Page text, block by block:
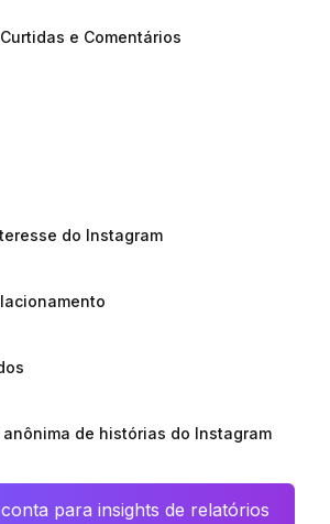
e Comentários
do Instagram
de histórias do Instagram
para insights de relatórios